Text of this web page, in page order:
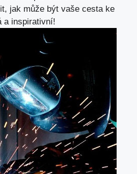
jak může být vaše cesta ke
a⁤ inspirativní!